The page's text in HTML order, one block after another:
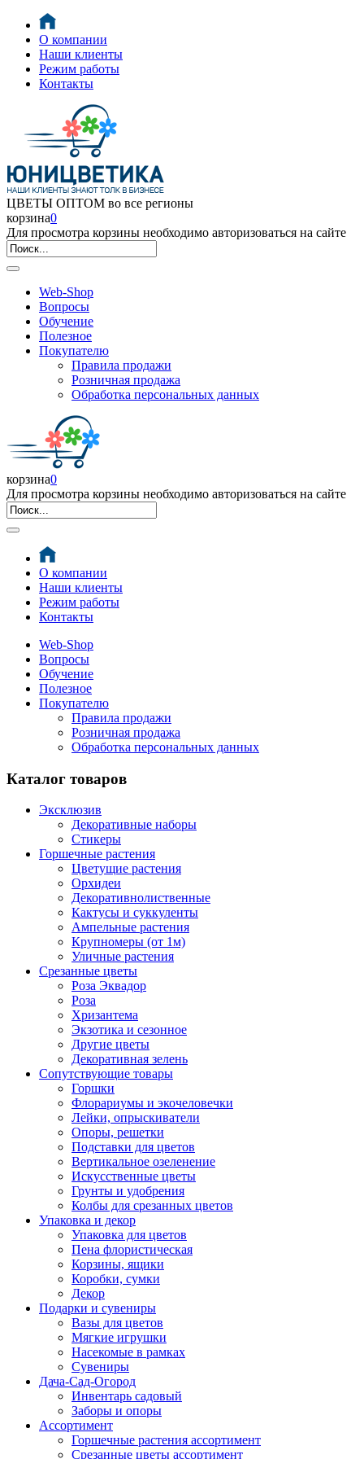
О компании
Наши клиенты
Режим работы
Контакты
ЦВЕТЫ ОПТОМ во все регионы
корзина0
Для просмотра корзины необходимо авторизоваться на сайте
Web-Shop
Вопросы
Обучение
Полезное
Покупателю
Правила продажи
Розничная продажа
Обработка персональных данных
корзина0
Для просмотра корзины необходимо авторизоваться на сайте
О компании
Наши клиенты
Режим работы
Контакты
Web-Shop
Вопросы
Обучение
Полезное
Покупателю
Правила продажи
Розничная продажа
Обработка персональных данных
Каталог товаров
Эксклюзив
Декоративные наборы
Стикеры
Горшечные растения
Цветущие растения
Орхидеи
Декоративнолиственные
Кактусы и суккуленты
Ампельные растения
Крупномеры (от 1м)
Уличные растения
Срезанные цветы
Роза Эквадор
Роза
Хризантема
Экзотика и сезонное
Другие цветы
Декоративная зелень
Сопутствующие товары
Горшки
Флорариумы и экочеловечки
Лейки, опрыскиватели
Опоры, решетки
Подставки для цветов
Вертикальное озеленение
Искусственные цветы
Грунты и удобрения
Колбы для срезанных цветов
Упаковка и декор
Упаковка для цветов
Пена флористическая
Корзины, ящики
Коробки, сумки
Декор
Подарки и сувениры
Вазы для цветов
Мягкие игрушки
Насекомые в рамках
Сувениры
Дача-Сад-Огород
Инвентарь садовый
Заборы и опоры
Ассортимент
Горшечные растения ассортимент
Срезанные цветы ассортимент